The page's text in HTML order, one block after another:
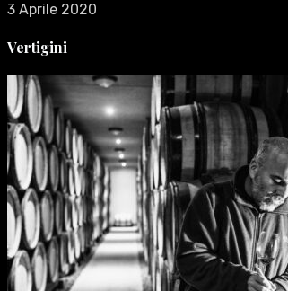
3 Aprile 2020
Vertigini